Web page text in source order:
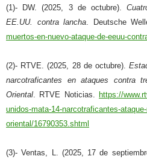
(1)- DW. (2025, 3 de octubre).
EE.UU. contra lancha. Deutsche
muertos-en-nuevo-ataque-de-eeuu-
(2)- RTVE. (2025, 28 de octubre).
narcotraficantes en ataques contra
Oriental. RTVE Noticias. https://
unidos-mata-14-narcotraficantes-
oriental/16790353.shtml
(3)- Ventas, L. (2025, 17 de